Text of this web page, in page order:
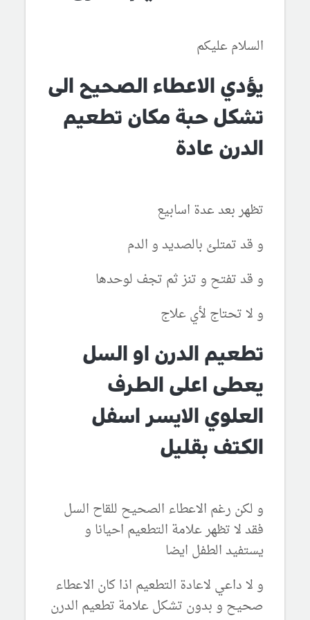
السلام عليكم
يؤدي الاعطاء الصحيح الى
تشكل حبة مكان تطعيم
الدرن عادة
تظهر بعد عدة اسابيع
و قد تمتلئ بالصديد و الدم
و قد تفتح و تنز ثم تجف لوحدها
و لا تحتاج لأي علاج
تطعيم الدرن او السل
يعطى اعلى الطرف
العلوي الايسر اسفل
الكتف بقليل
و لكن رغم الاعطاء الصحيح للقاح السل
فقد لا تظهر علامة التطعيم احيانا و
يستفيد الطفل ايضا
و لا داعي لاعادة التطعيم اذا كان الاعطاء
صحيح و بدون تشكل علامة تطعيم الدرن